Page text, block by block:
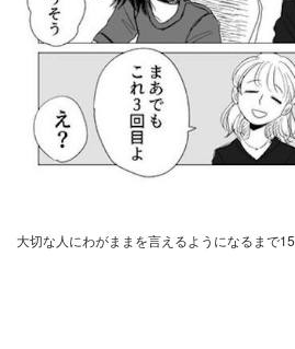
大切な人にわがままを言えるようになるまで15